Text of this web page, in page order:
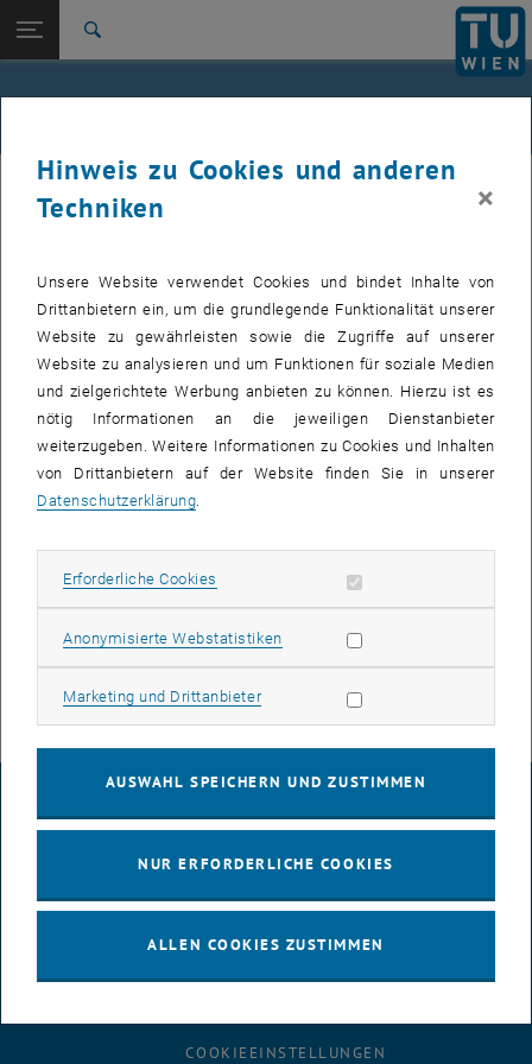
TU Login
Quicklinks
Quicklinks-Menü umschalten
Studium
Zur 1. Menü Ebene
Alle News
Zurück: Subseiten von TU Wien Startseite auflisten
Zurück zur letzten Ebene:
TU Wien Startseite
Alle News an der TU Wien
05. Oktober 2017
Erstellt vonMartin Atzwanger
Adaptierungsmaßnahmen der Innenräume werden
durchgeführt.
Die Bilder zu diesem Eintrag sind erst nach Login sichtbar.
Zentralen Informatikdienst der TU Wien. Dazu erfolgen
nutzerspezifische Funktionsanpassungen.
Begonnen wurde nun mit den Adaptierungsmaßnahmen der
Innenräume.
COOKIEEINSTELLUNGEN
Hinweis zu Cookies und anderen
Techniken
×
Unsere Website verwendet Cookies und bindet Inhalte von
Drittanbietern ein, um die grundlegende Funktionalität unserer
Website zu gewährleisten sowie die Zugriffe auf unserer
Website zu analysieren und um Funktionen für soziale Medien
und zielgerichtete Werbung anbieten zu können. Hierzu ist es
nötig Informationen an die jeweiligen Dienstanbieter
weiterzugeben. Weitere Informationen zu Cookies und Inhalten
von Drittanbietern auf der Website finden Sie in unserer
Datenschutzerklärung
Erforderliche Cookies Erforderliche Cookies zulassen
Anonymisierte WebstatistikenStatistik Cookies zulassen
Marketing und DrittanbieterMarketing Cookies zulassen
AUSWAHL SPEICHERN UND ZUSTIMMEN
NUR ERFORDERLICHE COOKIES
ALLEN COOKIES ZUSTIMMEN